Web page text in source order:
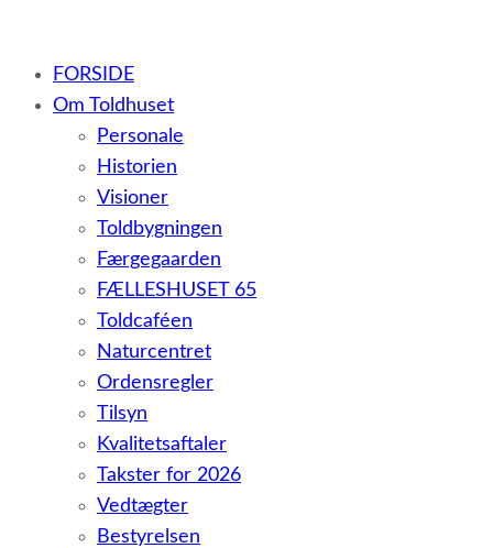
– et botilbud til voksne udviklingshæmmede og sent
udviklede personer samt voksne med psykiske lidelser
FORSIDE
Om Toldhuset
Personale
Historien
Visioner
Toldbygningen
Færgegaarden
FÆLLESHUSET 65
Toldcaféen
Naturcentret
Ordensregler
Tilsyn
Kvalitetsaftaler
Takster for 2026
Vedtægter
Bestyrelsen